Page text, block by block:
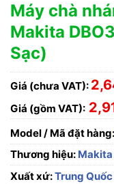
Máy chà
Makita
Sạc)
Giá (chưa VAT):
Giá (gồm VAT):
Model / Mã đặt hàng:
Thương hiệu: Makita
Xuất xứ:Trung Quốc